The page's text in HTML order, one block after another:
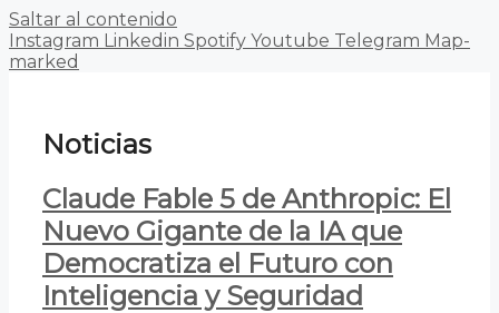
Saltar al contenido
Instagram Linkedin Spotify Youtube Telegram Map-
marked
Noticias
Claude Fable 5 de Anthropic: El
Nuevo Gigante de la IA que
Democratiza el Futuro con
Inteligencia y Seguridad